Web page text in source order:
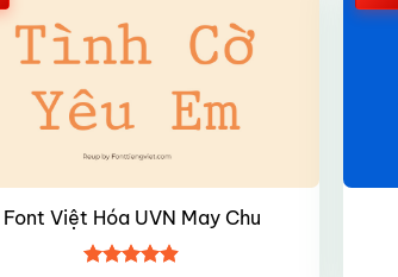
Font Việt Hóa UVN May Chu